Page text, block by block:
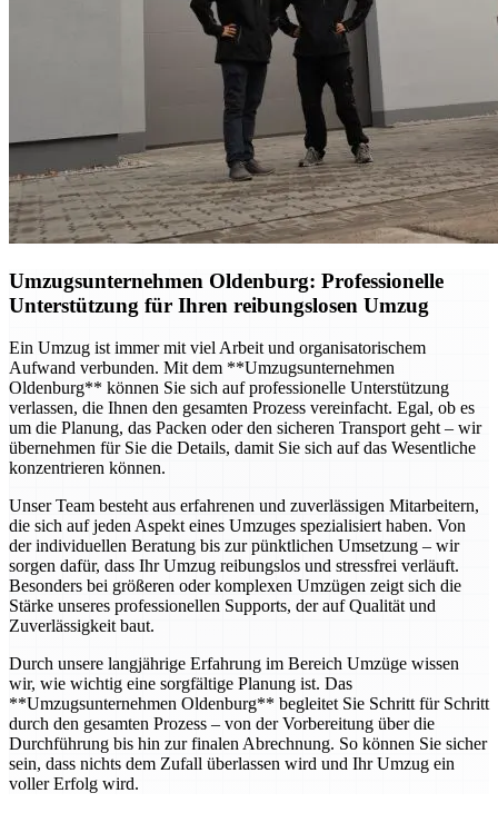
Umzugsunternehmen Oldenburg: Professionelle
Unterstützung für Ihren reibungslosen Umzug
Ein Umzug ist immer mit viel Arbeit und organisatorischem
Aufwand verbunden. Mit dem **Umzugsunternehmen
Oldenburg** können Sie sich auf professionelle Unterstützung
verlassen, die Ihnen den gesamten Prozess vereinfacht. Egal, ob es
um die Planung, das Packen oder den sicheren Transport geht – wir
übernehmen für Sie die Details, damit Sie sich auf das Wesentliche
konzentrieren können.
Unser Team besteht aus erfahrenen und zuverlässigen Mitarbeitern,
die sich auf jeden Aspekt eines Umzuges spezialisiert haben. Von
der individuellen Beratung bis zur pünktlichen Umsetzung – wir
sorgen dafür, dass Ihr Umzug reibungslos und stressfrei verläuft.
Besonders bei größeren oder komplexen Umzügen zeigt sich die
Stärke unseres professionellen Supports, der auf Qualität und
Zuverlässigkeit baut.
Durch unsere langjährige Erfahrung im Bereich Umzüge wissen
wir, wie wichtig eine sorgfältige Planung ist. Das
**Umzugsunternehmen Oldenburg** begleitet Sie Schritt für Schritt
durch den gesamten Prozess – von der Vorbereitung über die
Durchführung bis hin zur finalen Abrechnung. So können Sie sicher
sein, dass nichts dem Zufall überlassen wird und Ihr Umzug ein
voller Erfolg wird.